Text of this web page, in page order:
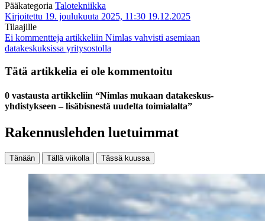
Pääkategoria Talotekniikka
Kirjoitettu 19. joulukuuta 2025, 11:30 19.12.2025
Tilaajille
Ei kommentteja artikkeliin Nimlas vahvisti asemiaan
datakeskuksissa yritysostolla
Tätä artikkelia ei ole kommentoitu
0 vastausta artikkeliin “Nimlas mukaan datakeskus-
yhdistykseen – lisäbisnestä uudelta toimialalta”
Rakennuslehden luetuimmat
Tänään Tällä viikolla Tässä kuussa